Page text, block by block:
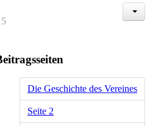
Die Geschichte des Vereines
Seite 2